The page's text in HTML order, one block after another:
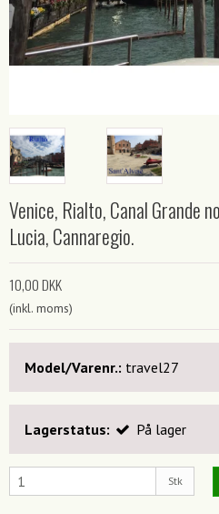
Venice, Rialto, Canal Grande
Lucia, Cannaregio.
10,00 DKK
(inkl. moms)
Model/Varenr.: travel27
Lagerstatus: På lager
Stk